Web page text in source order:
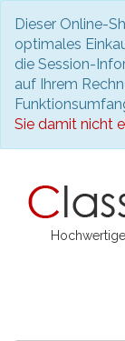
Dieser Online-
optimales
die Session-
auf Ihrem
Sie damit nicht